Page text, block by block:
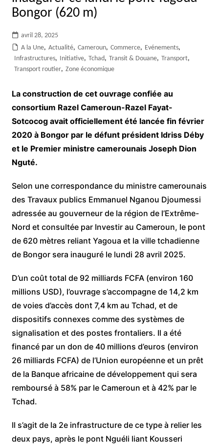
Bongor (620 m)
avril 28, 2025
A la Une, Actualité, Cameroun, Commerce, Evénements,
Infrastructures, Initiative, Tchad, Transit & Douane, Transport,
Transport routier, Zone économique
La construction de cet ouvrage confiée au
consortium Razel Cameroun-Razel Fayat-
Sotcocog avait officiellement été lancée fin février
2020 à Bongor par le défunt président Idriss Déby
et le Premier ministre camerounais Joseph Dion
Nguté.
Selon une correspondance du ministre camerounais
des Travaux publics Emmanuel Nganou Djoumessi
adressée au gouverneur de la région de l’Extrême-
Nord et consultée par Investir au Cameroun, le pont
de 620 mètres reliant Yagoua et la ville tchadienne
de Bongor sera inauguré le lundi 28 avril 2025.
D’un coût total de 92 milliards FCFA (environ 160
millions USD), l’ouvrage s’accompagne de 14,2 km
de voies d’accès dont 7,4 km au Tchad, et de
dispositifs connexes comme des systèmes de
signalisation et des postes frontaliers. Il a été
financé par un don de 40 millions d’euros (environ
26 milliards FCFA) de l’Union européenne et un prêt
de la Banque africaine de développement qui sera
remboursé à 58% par le Cameroun et à 42% par le
Tchad.
Il s’agit de la 2e infrastructure de ce type à relier les
deux pays, après le pont Nguéli liant Kousseri